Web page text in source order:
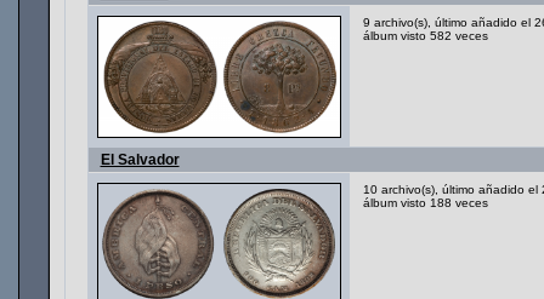
9 archivo(s), último añadido el
álbum visto 582 veces
El Salvador
10 archivo(s), último añadido
álbum visto 188 veces